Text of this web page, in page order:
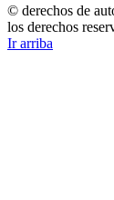
© derechos de
los derechos
Ir arriba